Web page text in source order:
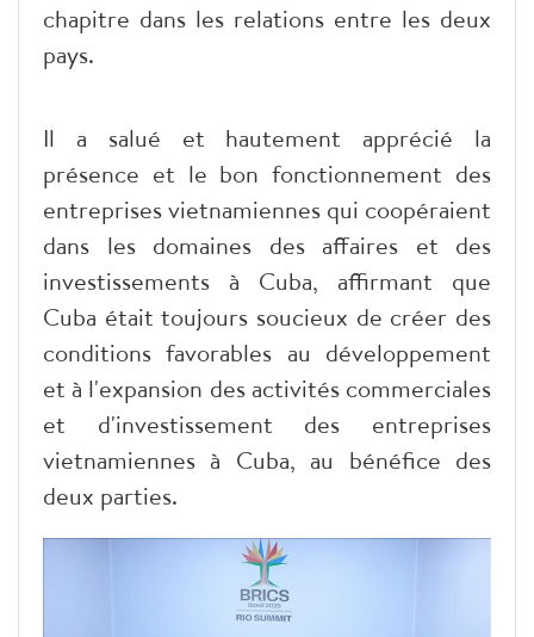
chapitre dans les relations entre les deux
pays.
Il a salué et hautement apprécié la
présence et le bon fonctionnement des
entreprises vietnamiennes qui coopéraient
dans les domaines des affaires et des
investissements à Cuba, affirmant que
Cuba était toujours soucieux de créer des
conditions favorables au développement
et à l'expansion des activités commerciales
et d'investissement des entreprises
vietnamiennes à Cuba, au bénéfice des
deux parties.